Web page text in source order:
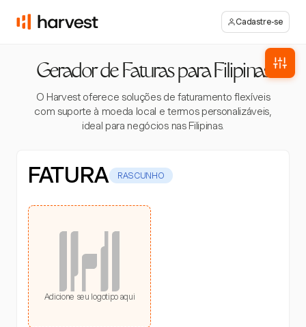
Cadastre-se
Gerador de Faturas para Filipinas
O Harvest oferece soluções de faturamento flexíveis
com suporte à moeda local e termos personalizáveis,
ideal para negócios nas Filipinas.
FATURA RASCUNHO
Adicione seu logotipo aqui